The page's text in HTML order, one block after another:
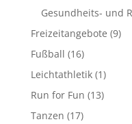
Gesundheits- und
Freizeitangebote (9)
Fußball (16)
Leichtathletik(1)
Run for Fun (13)
Tanzen (17)